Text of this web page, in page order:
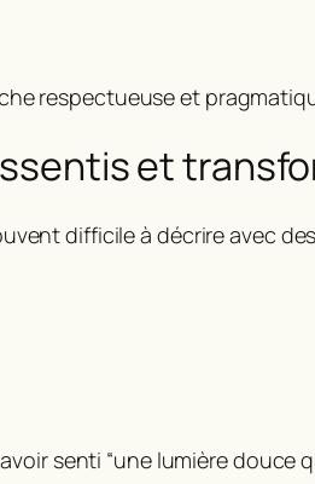
respectueuse et
et
difficile à décrire avec
senti “une lumière douce